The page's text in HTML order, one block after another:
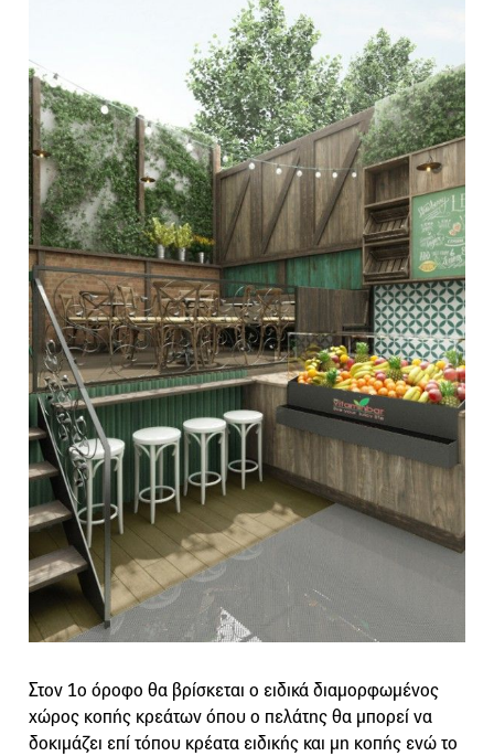
Στον 1ο όροφο θα βρίσκεται ο ειδικά διαμορφωμένος
χώρος κοπής κρεάτων όπου ο πελάτης θα μπορεί να
δοκιμάζει επί τόπου κρέατα ειδικής και μη κοπής ενώ το